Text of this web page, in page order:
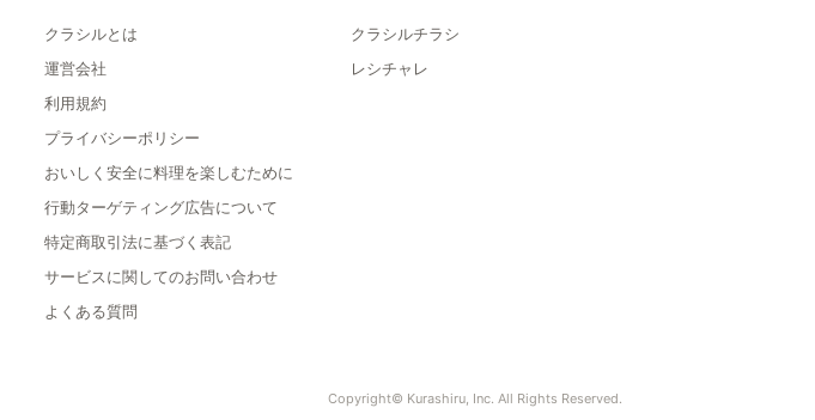
クラシルとは
運営会社
利用規約
プライバシーポリシー
おいしく安全に料理を楽しむために
行動ターゲティング広告について
特定商取引法に基づく表記
サービスに関してのお問い合わせ
よくある質問
クラシルチラシ
レシチャレ
Copyright© Kurashiru, Inc. All Rights Reserved.